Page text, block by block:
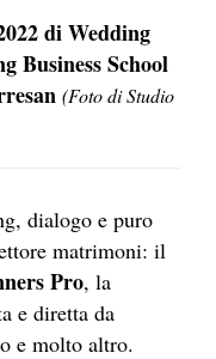
di Wedding
Business School
(Foto di Studio
dialogo e puro
matrimoni: il
Pro, la
e diretta da
e molto altro.